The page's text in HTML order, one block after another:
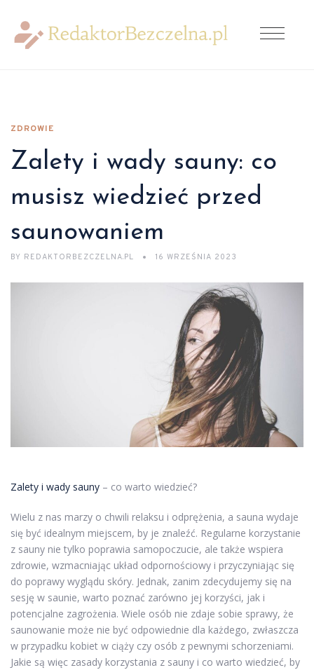
ZDROWIE
Zalety i wady sauny: co
musisz wiedzieć przed
saunowaniem
BY REDAKTORBEZCZELNA.PL 16 WRZEŚNIA 2023
Zalety i wady sauny – co warto wiedzieć?
Wielu z nas marzy o chwili relaksu i odprężenia, a sauna wydaje
się być idealnym miejscem, by je znaleźć. Regularne korzystanie
z sauny nie tylko poprawia samopoczucie, ale także wspiera
zdrowie, wzmacniając układ odpornościowy i przyczyniając się
do poprawy wyglądu skóry. Jednak, zanim zdecydujemy się na
sesję w saunie, warto poznać zarówno jej korzyści, jak i
potencjalne zagrożenia. Wiele osób nie zdaje sobie sprawy, że
saunowanie może nie być odpowiednie dla każdego, zwłaszcza
w przypadku kobiet w ciąży czy osób z pewnymi schorzeniami.
Jakie są więc zasady korzystania z sauny i co warto wiedzieć, by